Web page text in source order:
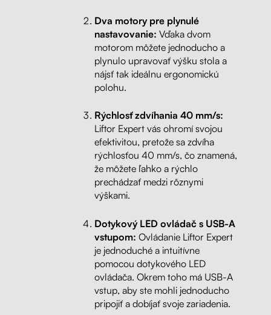
Dva motory pre plynulé
nastavovanie: Vďaka dvom
motorom môžete jednoducho a
plynulo upravovať výšku stola a
nájsť tak ideálnu ergonomickú
polohu.
Rýchlosť zdvíhania 40 mm/s:
Liftor Expert vás ohromí svojou
efektivitou, pretože sa zdvíha
rýchlosťou 40 mm/s, čo znamená,
že môžete ľahko a rýchlo
prechádzať medzi rôznymi
výškami.
Dotykový LED ovládač s USB-A
vstupom: Ovládanie Liftor Expert
je jednoduché a intuitívne
pomocou dotykového LED
ovládača. Okrem toho má USB-A
vstup, aby ste mohli jednoducho
pripojiť a dobíjať svoje zariadenia.